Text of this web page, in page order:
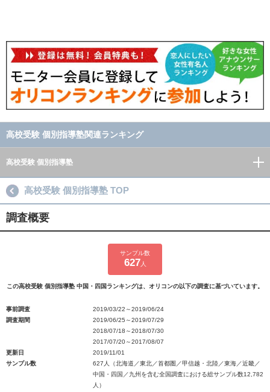
高校受験 個別指導塾関連ランキング
高校受験 個別指導塾
高校受験 個別指導塾 TOP
調査概要
サンプル数
627 人
この高校受験 個別指導塾 中国・四国ランキングは、オリコンの以下の調査に基づいています。
事前調査
2019/03/22～2019/06/24
調査期間
2019/06/25～2019/07/29
2018/07/18～2018/07/30
2017/07/20～2017/08/07
更新日
2019/11/01
サンプル数
627人（北海道／東北／首都圏／甲信越・北陸／東海／近畿／
中国・四国／九州を含む全国調査における総サンプル数12,782
人）